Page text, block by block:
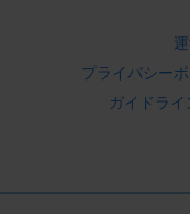
プライバシー
ガイドライ